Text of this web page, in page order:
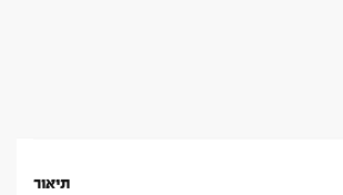
תיאור